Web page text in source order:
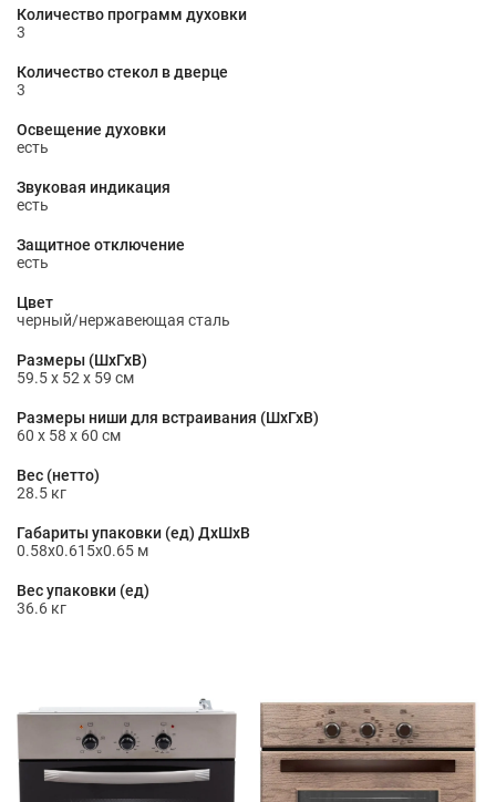
Количество программ духовки
3
Количество стекол в дверце
3
Освещение духовки
есть
Звуковая индикация
есть
Защитное отключение
есть
Цвет
черный/нержавеющая сталь
Размеры (ШхГхВ)
59.5 х 52 х 59 см
Размеры ниши для встраивания (ШхГхВ)
60 x 58 x 60 см
Вес (нетто)
28.5 кг
Габариты упаковки (ед) ДхШхВ
0.58x0.615x0.65 м
Вес упаковки (ед)
36.6 кг